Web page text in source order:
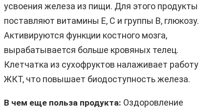
усвоения железа из пищи. Для этого продукты
поставляют витамины E, C и группы B, глюкозу.
Активируются функции костного мозга,
вырабатывается больше кровяных телец.
Клетчатка из сухофруктов налаживает работу
ЖКТ, что повышает биодоступность железа.
В чем еще польза продукта: Оздоровление